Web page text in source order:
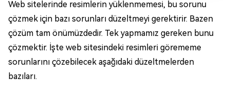
Web sitelerinde resimlerin yüklenmemesi, bu sorunu
çözmek için bazı sorunları düzeltmeyi gerektirir. Bazen
çözüm tam önümüzdedir. Tek yapmamız gereken bunu
çözmektir. İşte web sitesindeki resimleri görememe
sorunlarını çözebilecek aşağıdaki düzeltmelerden
bazıları.